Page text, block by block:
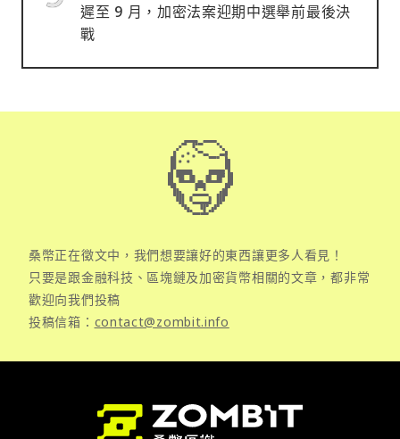
遲至 9 月，加密法案迎期中選舉前最後決
戰
桑幣正在徵文中，我們想要讓好的東西讓更多人看見！
只要是跟金融科技、區塊鏈及加密貨幣相關的文章，都非常
歡迎向我們投稿
投稿信箱： contact@zombit.info